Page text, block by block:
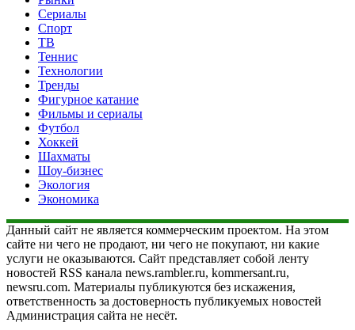
Сериалы
Спорт
ТВ
Теннис
Технологии
Тренды
Фигурное катание
Фильмы и сериалы
Футбол
Хоккей
Шахматы
Шоу-бизнес
Экология
Экономика
Данный сайт не является коммерческим проектом. На этом
сайте ни чего не продают, ни чего не покупают, ни какие
услуги не оказываются. Сайт представляет собой ленту
новостей RSS канала news.rambler.ru, kommersant.ru,
newsru.com. Материалы публикуются без искажения,
ответственность за достоверность публикуемых новостей
Администрация сайта не несёт.